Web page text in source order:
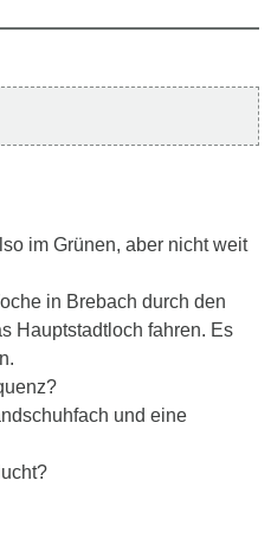
im Grünen, aber nicht weit
in Brebach durch den
Hauptstadtloch fahren. Es
und eine